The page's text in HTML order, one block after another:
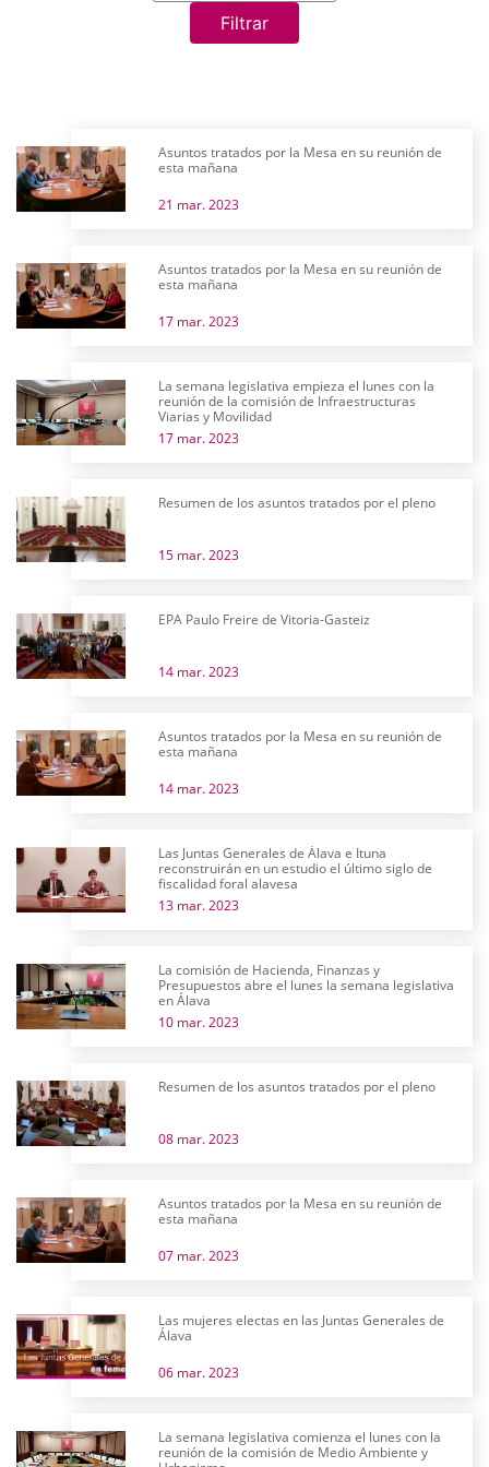
Filtrar
Asuntos tratados por la Mesa en su reunión de
esta mañana
21 mar. 2023
Asuntos tratados por la Mesa en su reunión de
esta mañana
17 mar. 2023
La semana legislativa empieza el lunes con la
reunión de la comisión de Infraestructuras
Viarias y Movilidad
17 mar. 2023
Resumen de los asuntos tratados por el pleno
15 mar. 2023
EPA Paulo Freire de Vitoria-Gasteiz
14 mar. 2023
Asuntos tratados por la Mesa en su reunión de
esta mañana
14 mar. 2023
Las Juntas Generales de Álava e Ituna
reconstruirán en un estudio el último siglo de
fiscalidad foral alavesa
13 mar. 2023
La comisión de Hacienda, Finanzas y
Presupuestos abre el lunes la semana legislativa
en Álava
10 mar. 2023
Resumen de los asuntos tratados por el pleno
08 mar. 2023
Asuntos tratados por la Mesa en su reunión de
esta mañana
07 mar. 2023
Las mujeres electas en las Juntas Generales de
Álava
06 mar. 2023
La semana legislativa comienza el lunes con la
reunión de la comisión de Medio Ambiente y